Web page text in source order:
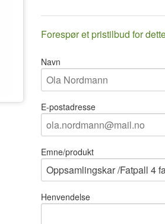
Forespør et pristilbud for
Navn
E-postadresse
Emne/produkt
Henvendelse